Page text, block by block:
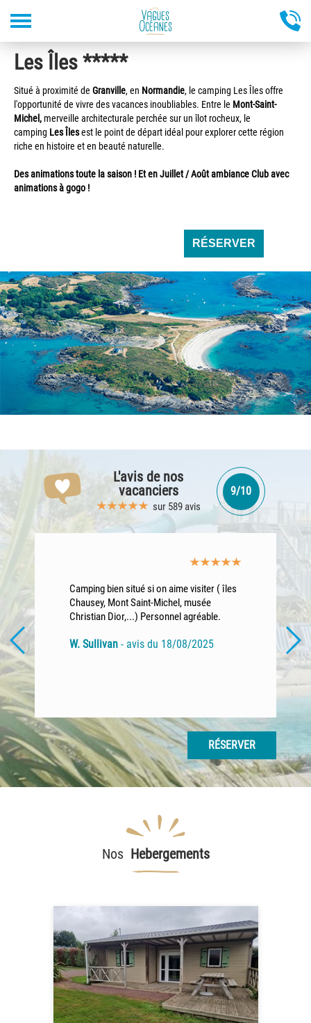
principal
Les Îles *****
Situé à proximité de Granville, en Normandie, le camping Les Îles offre
l'opportunité de vivre des vacances inoubliables. Entre le Mont-Saint-
Michel,merveille architecturale perchée sur un îlot rocheux, le
camping Les Îlesest le point de départ idéal pour explorer cette région
riche en histoire et en beauté naturelle.
Des animations toute la saison ! Et en Juillet / Août ambiance Club avec
animations à gogo !
RÉSERVER
L'avis de nos
vacanciers
sur 589 avis
9/10
Camping bien situé si on aime visiter ( îles
Chausey, Mont Saint-Michel, musée
Christian Dior,...) Personnel agréable.
W. Sullivan - avis du 18/08/2025
RÉSERVER
Nos Hebergements